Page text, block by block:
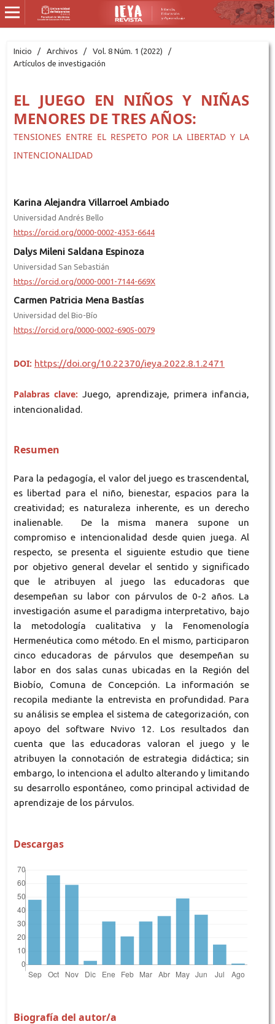
Inicio / Archivos / Vol. 8 Núm. 1 (2022)
/
Artículos de investigación
EL JUEGO EN NIÑOS Y NIÑAS
MENORES DE TRES AÑOS:
TENSIONES ENTRE EL RESPETO POR LA LIBERTAD Y LA
INTENCIONALIDAD
Karina Alejandra Villarroel Ambiado
Universidad Andrés Bello
https://orcid.org/0000-0002-4353-6644
Dalys Mileni Saldana Espinoza
Universidad San Sebastián
https://orcid.org/0000-0001-7144-669X
Carmen Patricia Mena Bastías
Universidad del Bio-Bío
https://orcid.org/0000-0002-6905-0079
DOI: https://doi.org/10.22370/ieya.2022.8.1.2471
Palabras clave:Juego, aprendizaje, primera infancia,
intencionalidad.
Resumen
Para la pedagogía, el valor del juego es trascendental,
es libertad para el niño, bienestar, espacios para la
creatividad; es naturaleza inherente, es un derecho
inalienable. De la misma manera supone un
compromiso e intencionalidad desde quien juega. Al
respecto, se presenta el siguiente estudio que tiene
por objetivo general develar el sentido y significado
que le atribuyen al juego las educadoras que
desempeñan su labor con párvulos de 0-2 años. La
investigación asume el paradigma interpretativo, bajo
la metodología cualitativa y la Fenomenología
Hermenéutica como método. En el mismo, participaron
cinco educadoras de párvulos que desempeñan su
labor en dos salas cunas ubicadas en la Región del
Biobío, Comuna de Concepción. La información se
recopila mediante la entrevista en profundidad. Para
su análisis se emplea el sistema de categorización, con
apoyo del software Nvivo 12. Los resultados dan
cuenta que las educadoras valoran el juego y le
atribuyen la connotación de estrategia didáctica; sin
embargo, lo intenciona el adulto alterando y limitando
su desarrollo espontáneo, como principal actividad de
aprendizaje de los párvulos.
Descargas
Biografía del autor/a